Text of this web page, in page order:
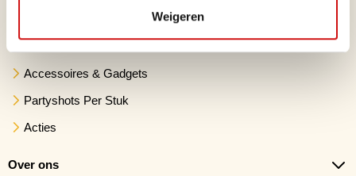
Weigeren
Accessoires & Gadgets
Partyshots Per Stuk
Acties
Over ons